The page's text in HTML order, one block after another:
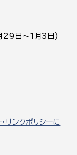
29日～1月3日)
リンクポリシーに